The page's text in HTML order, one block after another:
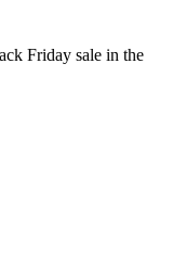
Friday sale in the